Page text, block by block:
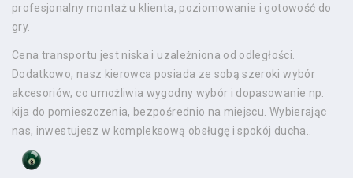
profesjonalny montaż u klienta, poziomowanie i gotowość do
gry.
Cena transportu jest niska i uzależniona od odległości.
Dodatkowo, nasz kierowca posiada ze sobą szeroki wybór
akcesoriów, co umożliwia wygodny wybór i dopasowanie np.
kija do pomieszczenia, bezpośrednio na miejscu. Wybierając
nas, inwestujesz w kompleksową obsługę i spokój ducha..